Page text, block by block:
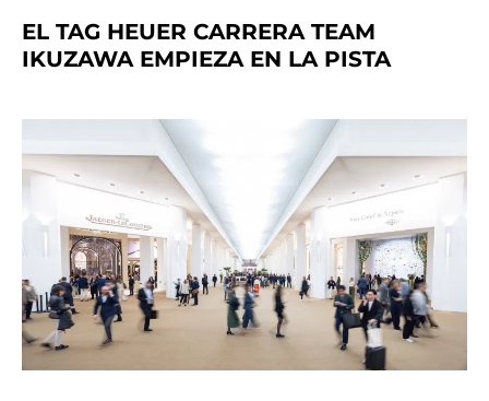
EL TAG HEUER CARRERA TEAM
IKUZAWA EMPIEZA EN LA PISTA